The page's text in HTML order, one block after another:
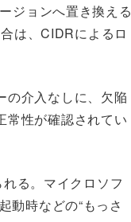
ジョンへ置き換える
は、CIDRによるロ
の介入なしに、欠陥
常性が確認されてい
る。マイクロソフ
動時などの“もっさ